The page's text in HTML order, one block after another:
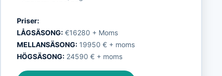
Priser:
LÅGSÄSONG:€16280 + Moms
MELLANSÄSONG:19950 € + moms
HÖGSÄSONG:24590 € + moms